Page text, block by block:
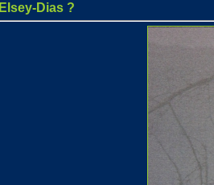
Elsey-Dias ?